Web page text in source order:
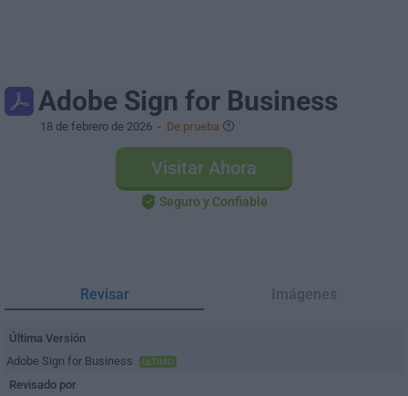
Adobe Sign for Business
18 de febrero de 2026 - De prueba
Visitar Ahora
Seguro y Confiable
Revisar Imágenes
Última Versión
Adobe Sign for Business
ÚLTIMO
Revisado por